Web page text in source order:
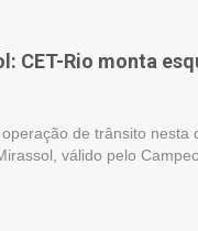
CET-Rio monta
de trânsito nesta
válido pelo